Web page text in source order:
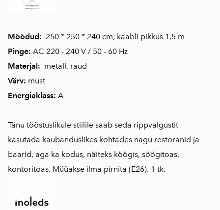
Mõõdud: 250 * 250 * 240 cm, kaabli pikkus 1,5 m
Pinge: AC 220 - 240 V / 50 - 60 Hz
Materjal: metall, raud
Värv: must
Energiaklass: A
Tänu tööstuslikule stiilile saab seda rippvalgustit
kasutada kaubanduslikes kohtades nagu restoranid ja
baarid, aga ka kodus, näiteks köögis, söögitoas,
kontoritoas. Müüakse ilma pirnita (E26). 1 tk.